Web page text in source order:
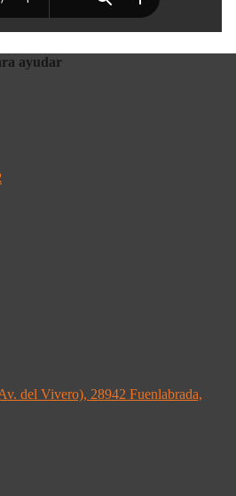
ayudar
del Vivero), 28942 Fuenlabrada,